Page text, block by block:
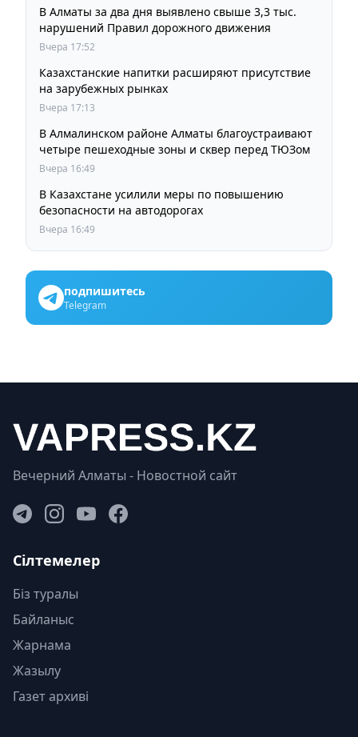
В Алматы за два дня выявлено свыше 3,3 тыс.
нарушений Правил дорожного движения
Вчера 17:52
Казахстанские напитки расширяют присутствие
на зарубежных рынках
Вчера 17:13
В Алмалинском районе Алматы благоустраивают
четыре пешеходные зоны и сквер перед ТЮЗом
Вчера 16:49
В Казахстане усилили меры по повышению
безопасности на автодорогах
Вчера 16:49
подпишитесь
Telegram
Вечерний Алматы - Новостной сайт
Сілтемелер
Біз туралы
Байланыс
Жарнама
Жазылу
Газет архиві